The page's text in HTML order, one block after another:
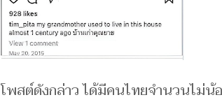
โพสต์ดังกล่าว ได้มีคนไทยจำนวนไม่